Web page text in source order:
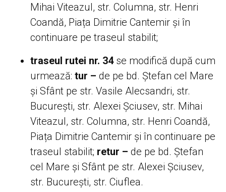
Mihai Viteazul, str. Columna, str. Henri
Coandă, Piața Dimitrie Cantemir și în
continuare pe traseul stabilit;
traseul rutei nr. 34se modifică după cum
urmează: tur – de pe bd. Ștefan cel Mare
și Sfânt pe str. Vasile Alecsandri, str.
București, str. Alexei Șciusev, str. Mihai
Viteazul, str. Columna, str. Henri Coandă,
Piața Dimitrie Cantemir și în continuare pe
traseul stabilit; retur – de pe bd. Ștefan
cel Mare și Sfânt pe str. Alexei Șciusev,
str. București, str. Ciuflea.